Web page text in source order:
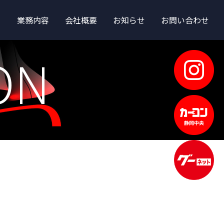
業務内容 会社概要 お知らせ お問い合わせ